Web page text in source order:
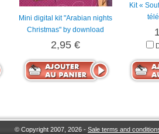
Mini digital kit "Arabian nights
Christmas" by download
2,95 €
Kit «
© Copyright 2007, 2026 -Sale terms and